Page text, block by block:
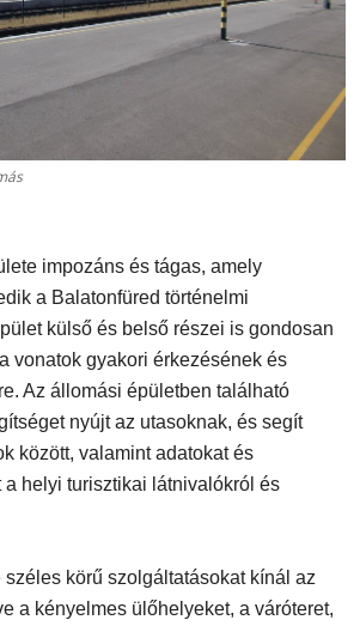
impozáns és tágas, amely
a Balatonfüred történelmi
külső és belső részei is gondosan
vonatok gyakori érkezésének és
Az állomási épületben található
nyújt az utasoknak, és segít
között, valamint adatokat és
a helyi turisztikai látnivalókról és
körű szolgáltatásokat kínál az
a kényelmes ülőhelyeket, a váróteret,